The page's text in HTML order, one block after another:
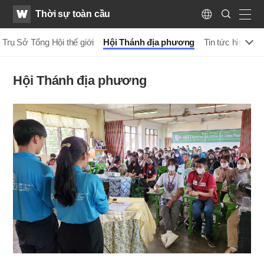
WATVThời sự toàn cầu
Language
Search
Submit
Trụ Sở Tổng Hội thế giới Hội Thánh địa phương Tin tức hình ảnh
Hội Thánh địa phương